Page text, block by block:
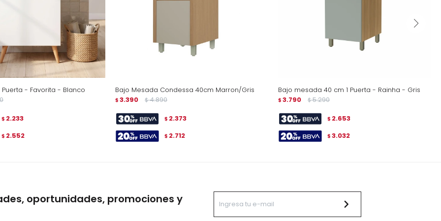
- Favorita - Blanco
$ 2.233
$ 2.552
Bajo Mesada Condessa 40cm Marron/Gris
$ 3.390 $ 4.890
$ 2.373
$ 2.712
Bajo mesada 40 cm 1 Puerta - Rainha - Gris
$ 3.790 $ 5.290
$ 2.653
$ 3.032
oportunidades, promociones y